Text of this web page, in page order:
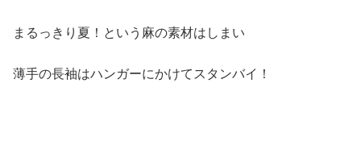
まるっきり夏！という麻の素材はしまい
薄手の長袖はハンガーにかけてスタンバイ！